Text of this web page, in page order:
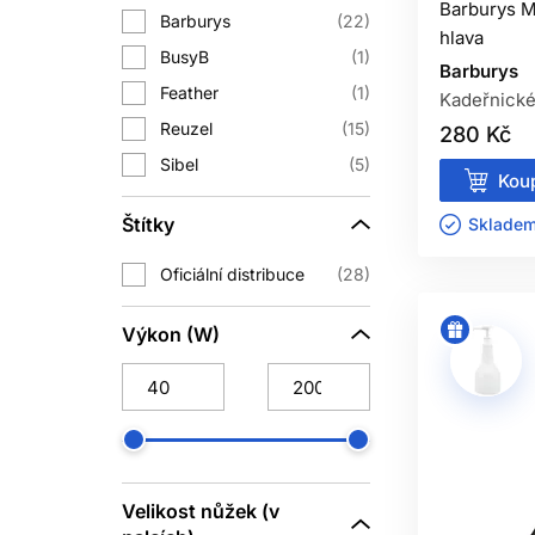
Při výběru se vyplatí dívat nejen na
začištění krku, holení nebo
Pokud pracujete v salonu denně,
BARBER
Tato kategorie je určena pro
nástroje na úpravu vlasů a
Dobrý barber ví, že výsledek
možná neumí pojmenovat, ale
Barburys
22
BusyB
1
Feather
1
Reuzel
15
Sibel
5
Štítky
Oficiální distribuce 28
Výkon (W)
Velikost nůžek (v
Barburys
hlava
Barburys
280 Kč
Skladem